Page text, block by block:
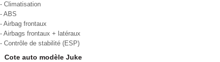
- Climatisation
- ABS
- Airbag frontaux
- Airbags frontaux + latéraux
- Contrôle de stabilité (ESP)
Cote auto modèle Juke